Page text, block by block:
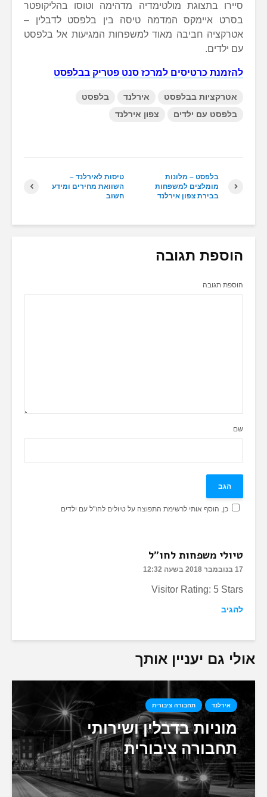
סיירו בתצוגת מולטימדיה מדהימה וטוסו בהליקופטר
בסרט איימקס המדמה טיסה בין בלפסט לדבלין –
אטרקציה חביבה מאוד למשפחות המגיעות אל בלפסט
עם ילדים.
להזמנת כרטיסים למרכז סנט פטריק בבלפסט
אטרקציות בבלפסט אירלנד
בלפסט
בלפסט עם ילדים
צפון אירלנד
טיסות לאירלנד –
השוואת מחירים ומידע
חשוב
בלפסט – מלונות
מומלצים למשפחות
בבירת צפון אירלנד
הוספת תגובה
הוספת תגובה
שם
כן, הוסף אותי לרשימת התפוצה על טיולים לחו"ל עם ילדים
טיולי משפחות לחו"ל
17 בנובמבר 2018 בשעה 12:32
Visitor Rating: 5 Stars
להגיב
אולי גם יעניין אותך
אירלנד תחבורה ציבורית
מוניות בדבלין ושירותי
תחבורה ציבורית